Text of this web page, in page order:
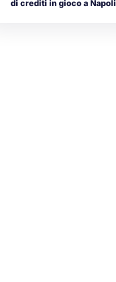
di crediti in gioco a Napoli